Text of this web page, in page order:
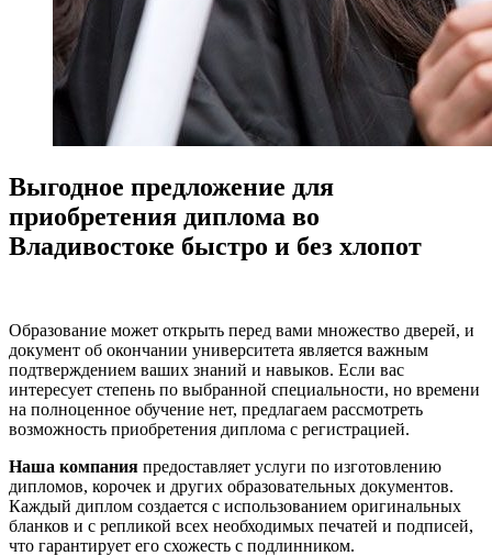
Выгодное предложение для
приобретения диплома во
Владивостоке быстро и без хлопот
Образование может открыть перед вами множество дверей, и
документ об окончании университета является важным
подтверждением ваших знаний и навыков. Если вас
интересует степень по выбранной специальности, но времени
на полноценное обучение нет, предлагаем рассмотреть
возможность приобретения диплома с регистрацией.
Наша компания предоставляет услуги по изготовлению
дипломов, корочек и других образовательных документов.
Каждый диплом создается с использованием оригинальных
бланков и с репликой всех необходимых печатей и подписей,
что гарантирует его схожесть с подлинником.